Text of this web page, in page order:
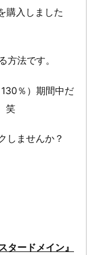
購入しました
法です。
％）期間中だ
笑
しませんか？
ードメイン』